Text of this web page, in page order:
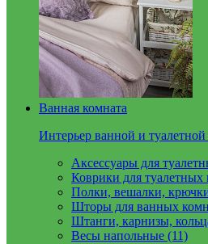
Ванная комната
Интерьер ванной и
Аксессуары для
Коврики для туалетных
Полки, вешалки,
Шторы для ванных
Штанги, карнизы,
Весы напольные (11)